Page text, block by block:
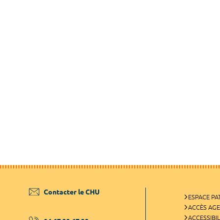
Contacter le CHU
ESPACE
ACCÈS